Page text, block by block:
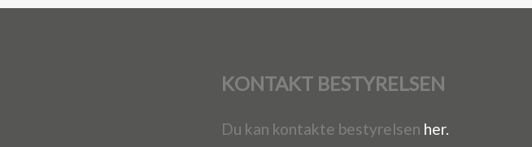
KONTAKT BESTYRELSEN
Du kan kontakte bestyrelsen her.